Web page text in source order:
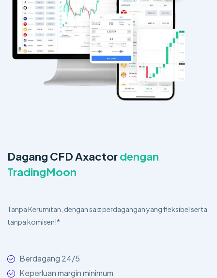
Dagang CFD Axactordengan
TradingMoon
Tanpa Kerumitan, dengan saiz perdagangan yang fleksibel serta
tanpa komisen!*
Berdagang 24/5
Keperluan margin minimum